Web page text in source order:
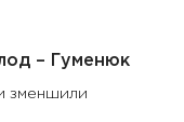
– Гуменюк
зменшили